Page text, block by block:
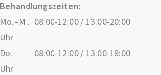
Behandlungszeiten:
Mo.–Mi. 08:00-12:00 / 13:00-20:00
Uhr
Do.
08:00-12:00 / 13:00-19:00
Uhr